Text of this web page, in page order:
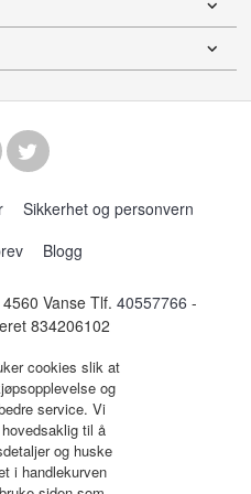
Sikkerhet og personvern
Blogg
Vanse Tlf. 40557766 -
834206102
cookies slik at
og
service. Vi
til å
og huske
i handlekurven